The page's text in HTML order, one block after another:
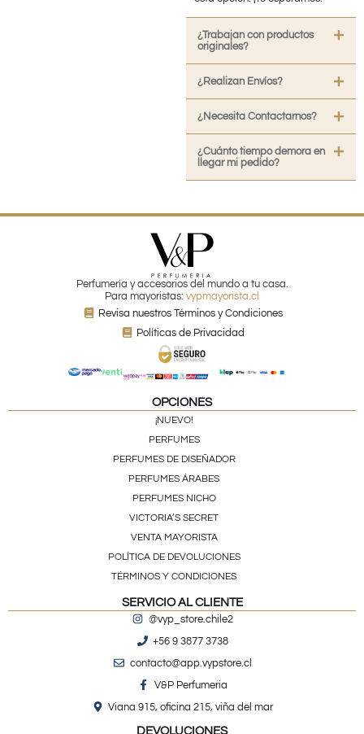
¿Trabajan con productos
originales?
¿Realizan Envíos?
¿Necesita Contactarnos?
¿Cuánto tiempo demora en
llegar mi pedido?
Perfumería y accesorios del mundo a tu casa.
Para mayoristas: vypmayorista.cl
Revisa nuestros Términos y Condiciones
Políticas de Privacidad
OPCIONES
¡NUEVO!
PERFUMES
PERFUMES DE DISEÑADOR
PERFUMES ÁRABES
PERFUMES NICHO
VICTORIA’S SECRET
VENTA MAYORISTA
POLÍTICA DE DEVOLUCIONES
TÉRMINOS Y CONDICIONES
SERVICIO AL CLIENTE
@vyp_store.chile2
+56 9 3877 3738
contacto@app.vypstore.cl
V&P Perfumeria
Viana 915, oficina 215, viña del mar
DEVOLUCIONES